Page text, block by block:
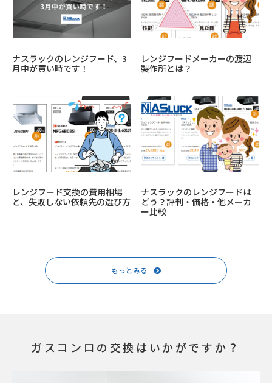
ナスラックのレンジフード、3
月中が買い時です！
レンジフードメーカーの渡辺
製作所とは？
レンジフード交換の費用相場
と、失敗しない依頼先の選び方
ナスラックのレンジフードは
どう？評判・価格・他メーカ
ー比較
もっとみる
ガスコンロの交換はいかがですか？